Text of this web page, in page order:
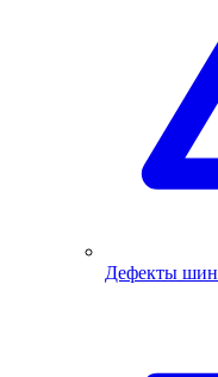
Дефекты шин